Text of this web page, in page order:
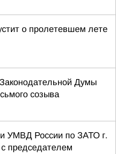
о пролетевшем лете
Думы
созыва
УМВД России по ЗАТО г.
председателем